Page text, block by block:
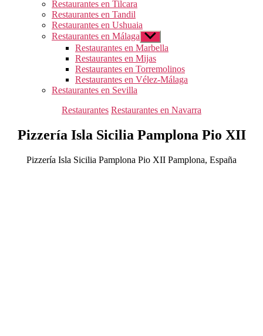
Restaurantes en Tilcara
Restaurantes en Tandil
Restaurantes en Ushuaia
Restaurantes en Málaga Mostrar
el
submenú
Restaurantes en Marbella
Restaurantes en Mijas
Restaurantes en Torremolinos
Restaurantes en Vélez-Málaga
Restaurantes en Sevilla
Categorías
Restaurantes Restaurantes en Navarra
Pizzería Isla Sicilia Pamplona Pio XII
Pizzería Isla Sicilia Pamplona Pio XII Pamplona, España